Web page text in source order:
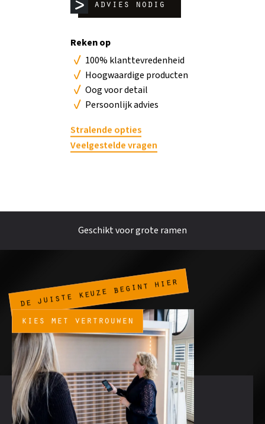
advies nodig
Reken op
100% klanttevredenheid
Hoogwaardige producten
Oog voor detail
Persoonlijk advies
Stralende opties
Veelgestelde vragen
Geschikt voor grote ramen
kies met vertrouwen
de juiste keuze begint hier